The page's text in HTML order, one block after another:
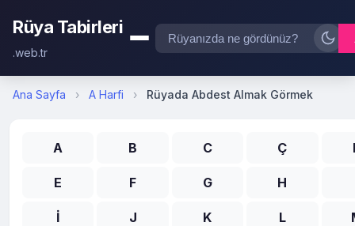
Rüya Tabirleri
.web.tr
Ana Sayfa › A Harfi › Rüyada Abdest Almak Görmek
A B C Ç
E F G H
İ J K L